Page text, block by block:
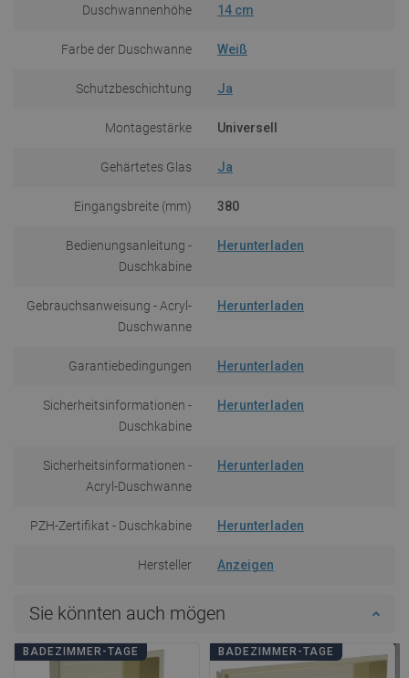
Duschwannenhöhe 14 cm
Farbe der Duschwanne Weiß
Schutzbeschichtung Ja
Montagestärke Universell
Gehärtetes Glas Ja
Eingangsbreite (mm) 380
Bedienungsanleitung -
Duschkabine
Herunterladen
Gebrauchsanweisung - Acryl-
Duschwanne
Herunterladen
Garantiebedingungen Herunterladen
Sicherheitsinformationen -
Duschkabine
Herunterladen
Sicherheitsinformationen -
Acryl-Duschwanne
Herunterladen
PZH-Zertifikat - Duschkabine Herunterladen
Hersteller Anzeigen
Sie könnten auch mögen
BADEZIMMER-TAGE BADEZIMMER-TAGE